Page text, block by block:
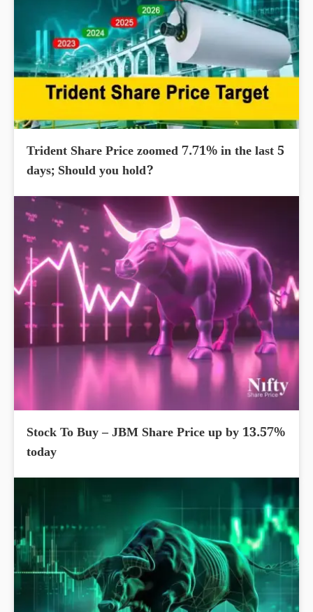
Trident Share Price zoomed 7.71% in the last 5
days; Should you hold?
Stock To Buy – JBM Share Price up by 13.57%
today